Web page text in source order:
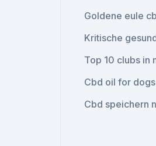
Goldene eule
Kritische
Top 10 clubs in
Cbd oil for
Cbd speichern